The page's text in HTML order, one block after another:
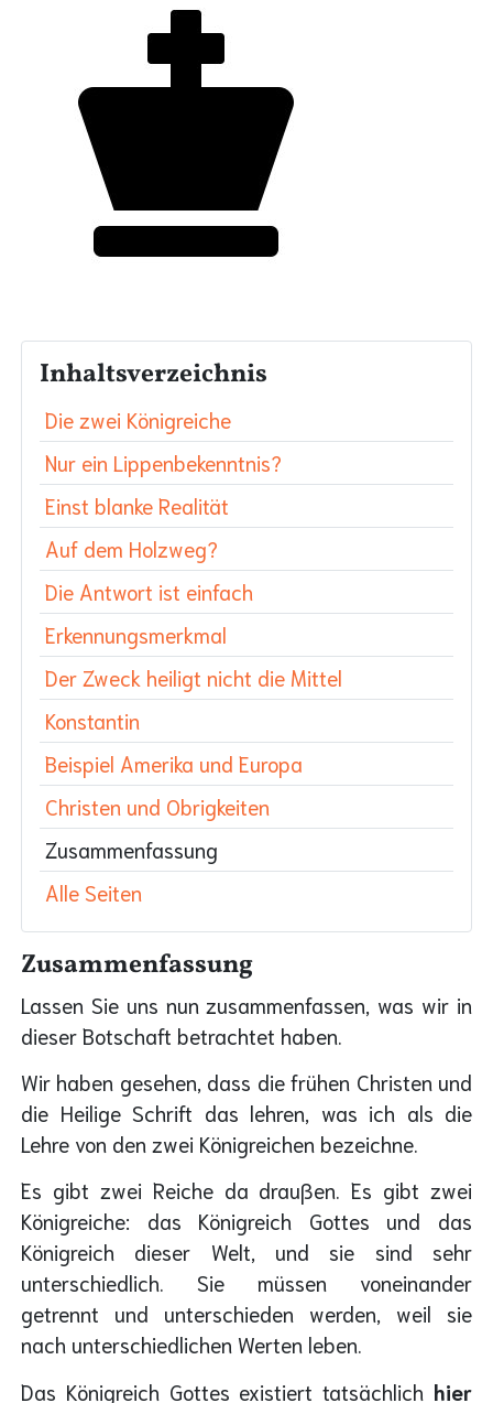
Inhaltsverzeichnis
Die zwei Königreiche
Nur ein Lippenbekenntnis?
Einst blanke Realität
Auf dem Holzweg?
Die Antwort ist einfach
Erkennungsmerkmal
Der Zweck heiligt nicht die Mittel
Konstantin
Beispiel Amerika und Europa
Christen und Obrigkeiten
Zusammenfassung
Alle Seiten
Zusammenfassung
Lassen Sie uns nun zusammenfassen, was wir in
dieser Botschaft betrachtet haben.
Wir haben gesehen, dass die frühen Christen und
die Heilige Schrift das lehren, was ich als die
Lehre von den zwei Königreichen bezeichne.
Es gibt zwei Reiche da draußen. Es gibt zwei
Königreiche: das Königreich Gottes und das
Königreich dieser Welt, und sie sind sehr
unterschiedlich. Sie müssen voneinander
getrennt und unterschieden werden, weil sie
nach unterschiedlichen Werten leben.
Das Königreich Gottes existiert tatsächlich hier